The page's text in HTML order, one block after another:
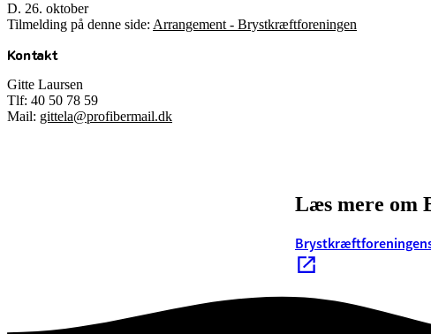
D. 26. oktober
Tilmelding på denne side: Arrangement - Brystkræftforeningen
Kontakt
Gitte Laursen
Tlf: 40 50 78 59
Mail: gittela@profibermail.dk
Læs mere om